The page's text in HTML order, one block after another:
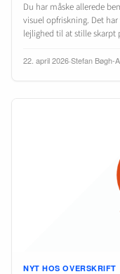
Du har måske allerede
visuel opfriskning. Det
lejlighed til at stille
22. april 2026·Stefan Bøgh-
NYT HOS OVERSKRIFT